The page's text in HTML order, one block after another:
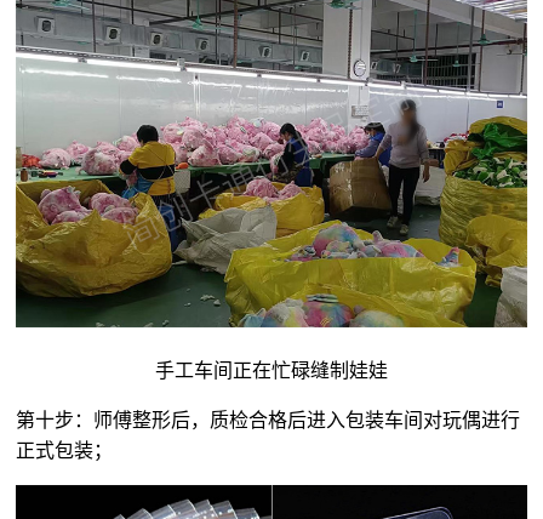
手工车间正在忙碌缝制娃娃
第十步：师傅整形后，质检合格后进入包装车间对玩偶进行
正式包装；